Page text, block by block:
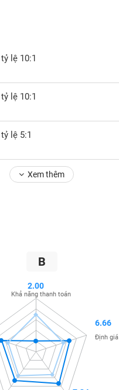
lệ 10:1
lệ 10:1
lệ 5:1
Xem thêm
B
2.00
Khả năng thanh toán
6.66
Định giá